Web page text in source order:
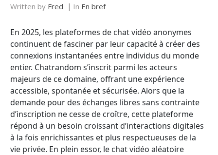
Written by Fred In En bref
En 2025, les plateformes de chat vidéo anonymes
continuent de fasciner par leur capacité à créer des
connexions instantanées entre individus du monde
entier. Chatrandom s’inscrit parmi les acteurs
majeurs de ce domaine, offrant une expérience
accessible, spontanée et sécurisée. Alors que la
demande pour des échanges libres sans contrainte
d’inscription ne cesse de croître, cette plateforme
répond à un besoin croissant d’interactions digitales
à la fois enrichissantes et plus respectueuses de la
vie privée. En plein essor, le chat vidéo aléatoire